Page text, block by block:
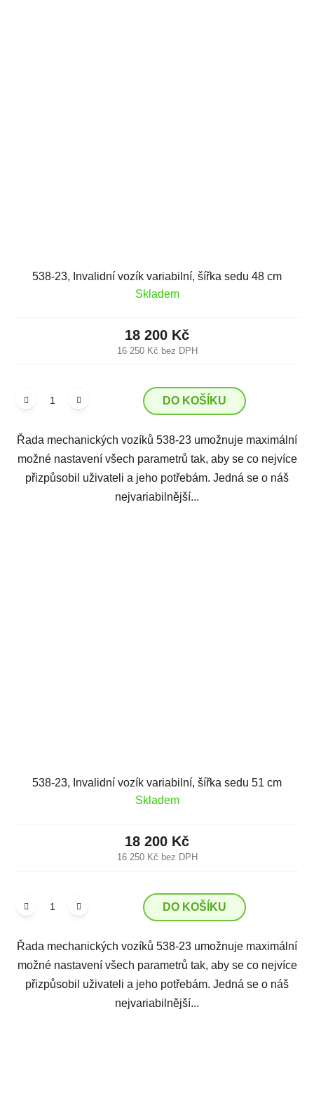
538-23, Invalidní vozík variabilní, šířka sedu 48 cm
Skladem
16 250 Kč bez DPH
18 200 Kč
DO KOŠÍKU
Řada mechanických vozíků 538-23 umožnuje maximální
možné nastavení všech parametrů tak, aby se co nejvíce
přizpůsobil uživateli a jeho potřebám. Jedná se o náš
nejvariabilnější...
538-23, Invalidní vozík variabilní, šířka sedu 51 cm
Skladem
16 250 Kč bez DPH
18 200 Kč
DO KOŠÍKU
Řada mechanických vozíků 538-23 umožnuje maximální
možné nastavení všech parametrů tak, aby se co nejvíce
přizpůsobil uživateli a jeho potřebám. Jedná se o náš
nejvariabilnější...